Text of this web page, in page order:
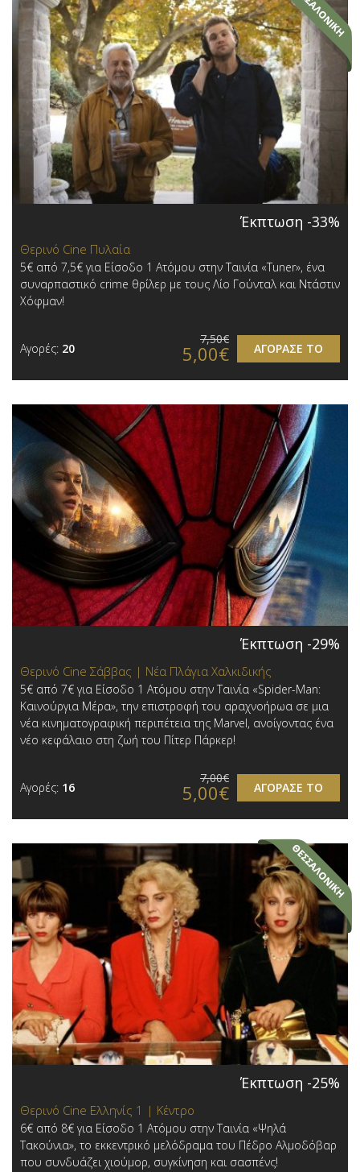
Έκπτωση -33%
Θερινό Cine Πυλαία
5€ από 7,5€ για Είσοδο 1 Ατόμου στην Ταινία «Tuner», ένα
συναρπαστικό crime θρίλερ με τους Λίο Γούνταλ και Ντάστιν
Χόφμαν!
Αγορές: 20 ΑΓΟΡΑΣΕ ΤΟ
7,50€
5,00€
Έκπτωση -29%
Θερινό Cine Σάββας | Νέα Πλάγια Χαλκιδικής
5€ από 7€ για Είσοδο 1 Ατόμου στην Ταινία «Spider-Man:
Καινούργια Μέρα», την επιστροφή του αραχνοήρωα σε μια
νέα κινηματογραφική περιπέτεια της Marvel, ανοίγοντας ένα
νέο κεφάλαιο στη ζωή του Πίτερ Πάρκερ!
Αγορές: 16 ΑΓΟΡΑΣΕ ΤΟ
7,00€
5,00€
Έκπτωση -25%
Θερινό Cine Ελληνίς 1 | Κέντρο
6€ από 8€ για Είσοδο 1 Ατόμου στην Ταινία «Ψηλά
Τακούνια», το εκκεντρικό μελόδραμα του Πέδρο Αλμοδόβαρ
που συνδυάζει χιούμορ, συγκίνηση και σασπένς!